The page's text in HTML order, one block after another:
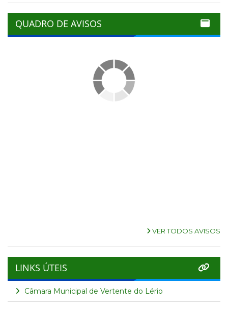
QUADRO DE AVISOS
VER TODOS AVISOS
LINKS ÚTEIS
Câmara Municipal de Vertente do Lério